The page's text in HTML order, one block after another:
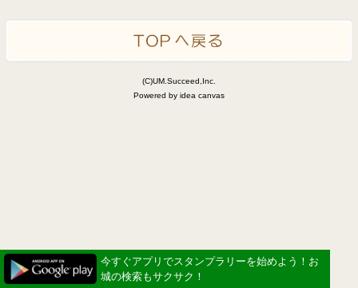
(C)UM.Succeed,Inc.
Powered by idea canvas
今すぐアプリでスタンプラリーを始めよう！お
城の検索もサクサク！